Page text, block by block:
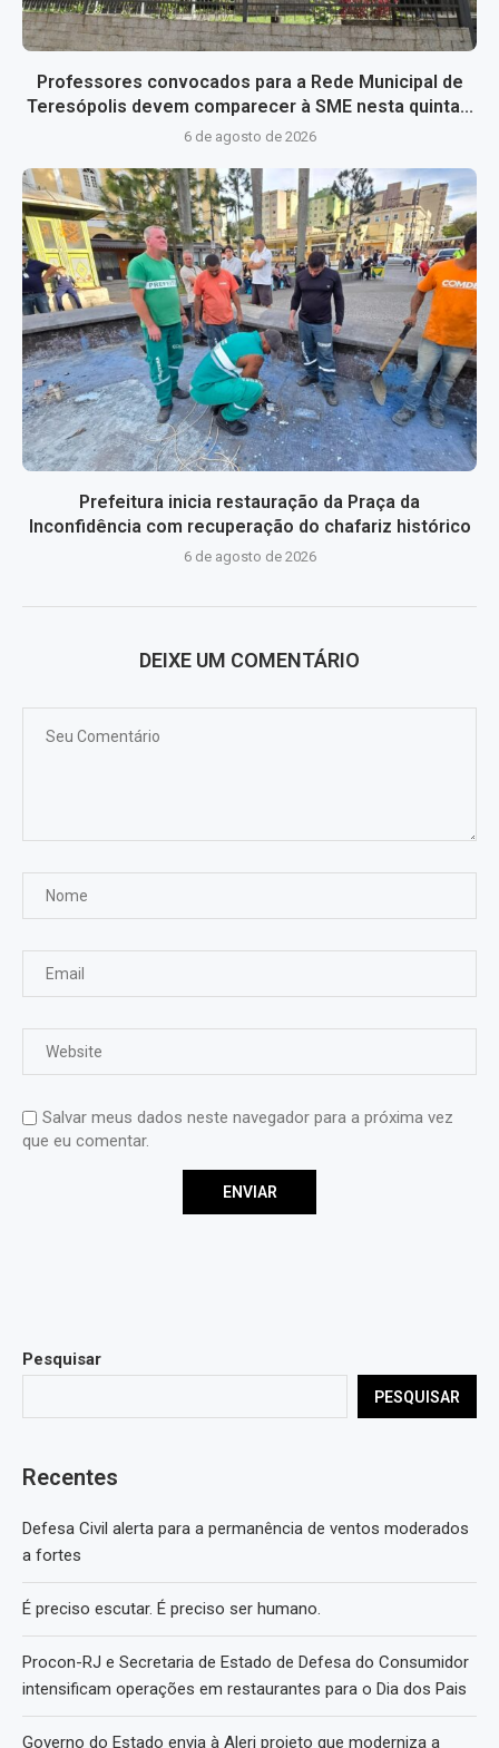
Professores convocados para a Rede Municipal de
Teresópolis devem comparecer à SME nesta quinta...
6 de agosto de 2026
Prefeitura inicia restauração da Praça da
Inconfidência com recuperação do chafariz histórico
6 de agosto de 2026
DEIXE UM COMENTÁRIO
Salvar meus dados neste navegador para a próxima vez
que eu comentar.
Pesquisar
PESQUISAR
Recentes
Defesa Civil alerta para a permanência de ventos moderados
a fortes
É preciso escutar. É preciso ser humano.
Procon-RJ e Secretaria de Estado de Defesa do Consumidor
intensificam operações em restaurantes para o Dia dos Pais
Governo do Estado envia à Alerj projeto que moderniza a